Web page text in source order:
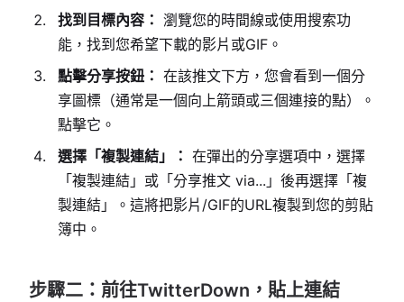
找到目標內容： 瀏覽您的時間線或使用搜索功
能，找到您希望下載的影片或GIF。
點擊分享按鈕： 在該推文下方，您會看到一個分
享圖標（通常是一個向上箭頭或三個連接的點）。
點擊它。
選擇「複製連結」： 在彈出的分享選項中，選擇
「複製連結」或「分享推文 via...」後再選擇「複
製連結」。這將把影片/GIF的URL複製到您的剪貼
簿中。
步驟二：前往TwitterDown，貼上連結